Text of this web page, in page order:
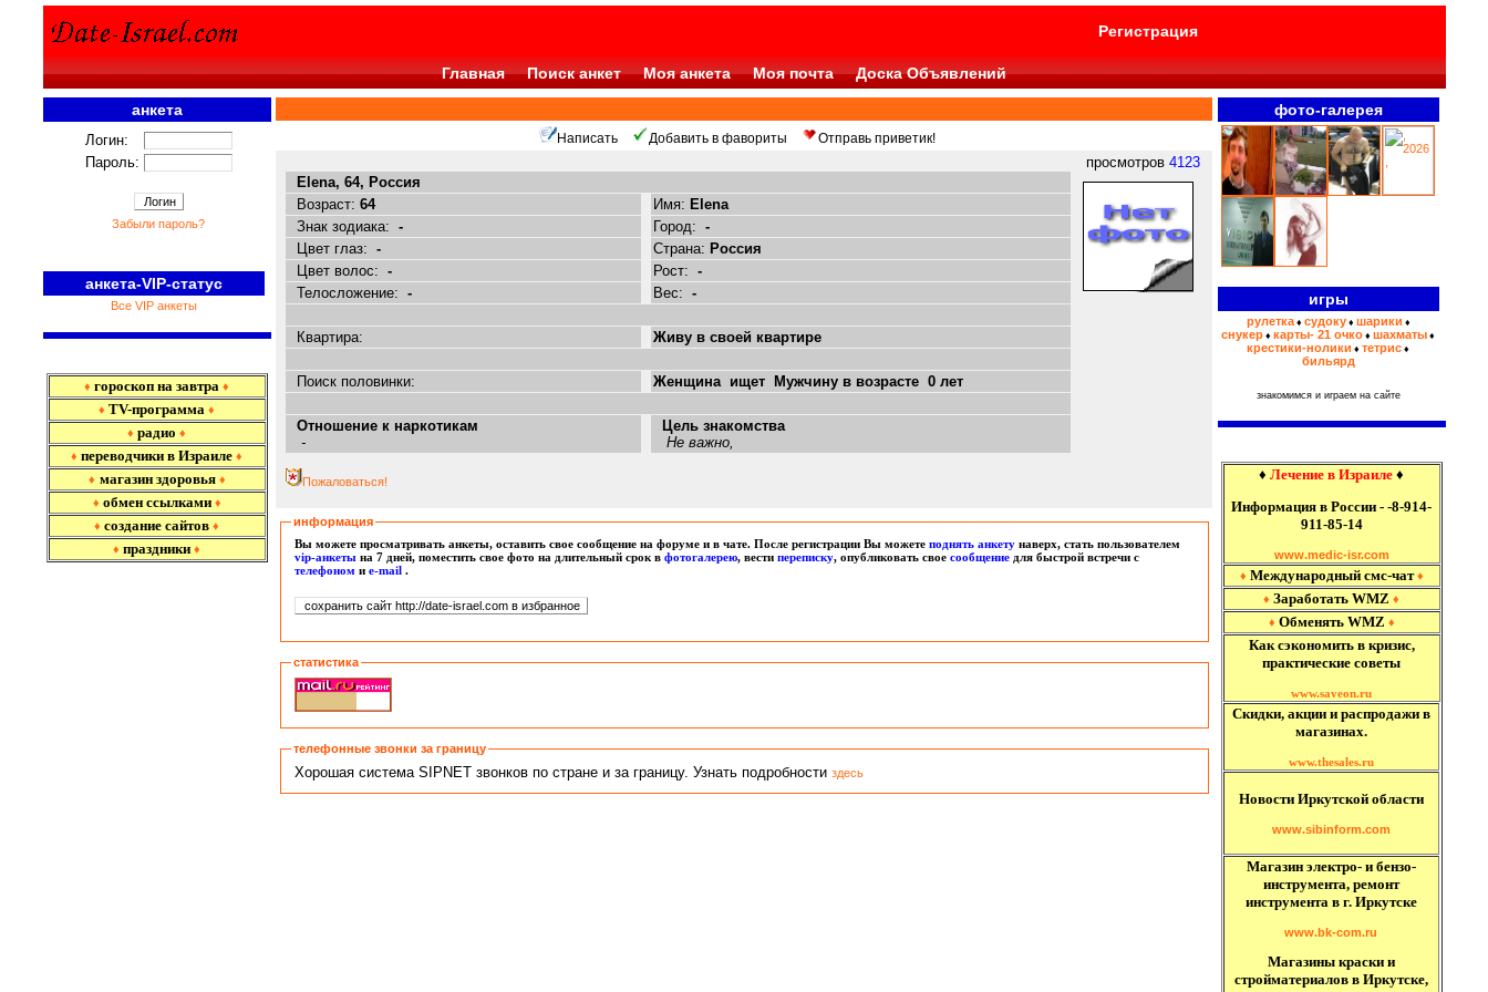
Регистрация
Главная Поиск анкет Моя анкета Моя почта Доска Объявлений
анкета
Логин:
Пароль:
Забыли пароль?
анкета-VIP-статус
Все VIP анкеты
♦ гороскоп на завтра ♦
♦ TV-программа ♦
♦ радио ♦
♦ переводчики в Израиле ♦
♦ магазин здоровья ♦
♦ обмен ссылками ♦
♦ создание сайтов ♦
♦ праздники ♦
Написать Добавить в фавориты Отправь приветик!
просмотров 4123
Elena, 64, Россия
Возраст: 64 Имя: Elena
Знак зодиака: - Город: -
Цвет глаз: - Страна: Россия
Цвет волос: - Рост: -
Телосложение: - Вес: -
Квартира: Живу в своей квартире
Поиск половинки: Женщина ищет Мужчину в возрасте 0 лет
Отношение к наркотикам
-
Цель знакомства
Не важно,
Пожаловаться!
информация
Вы можете просматривать анкеты, оставить свое сообщение на форуме и в чате. После регистрации Вы можетеподнять анкету наверх, стать пользователем
vip-анкетына 7 дней, поместить свое фото на длительный срок вфотогалерею, вестипереписку, опубликовать своесообщение для быстрой встречи с
телефоном иe-mail.
статистика
телефонные звонки за границу
Хорошая система SIPNET звонков по стране и за границу. Узнать подробностиздесь
фото-галерея
игры
рулетка♦ судоку♦ шарики ♦
снукер ♦ карты- 21 очко ♦ шахматы ♦
крестики-нолики ♦ тетрис ♦
бильярд
знакомимся и играем на сайте
♦ Лечение в Израиле ♦
Информация в России - -8-914-
911-85-14
www.medic-isr.com
♦ Международный смс-чат♦
♦ Заработать WMZ ♦
♦ Обменять WMZ ♦
Как сэкономить в кризис,
практические советы
www.saveon.ru
Скидки, акции и распродажи в
магазинах.
www.thesales.ru
Новости Иркутской области
www.sibinform.com
Магазин электро- и бензо-
инструмента, ремонт
инструмента в г. Иркутске
www.bk-com.ru
Магазины краски и
стройматериалов в Иркутске,